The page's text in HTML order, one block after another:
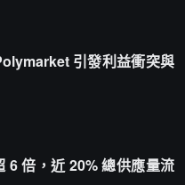
引發利益衝突與
6 倍，近 20% 總供應量流